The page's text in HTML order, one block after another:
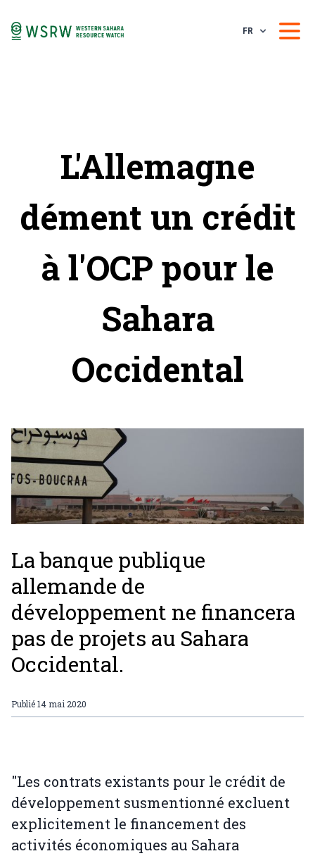
FR
L'Allemagne
dément un crédit
à l'OCP pour le
Sahara
Occidental
La banque publique
allemande de
développement ne financera
pas de projets au Sahara
Occidental.
Publié14 mai 2020
"Les contrats existants pour le crédit de
développement susmentionné excluent
explicitement le financement des
activités économiques au Sahara